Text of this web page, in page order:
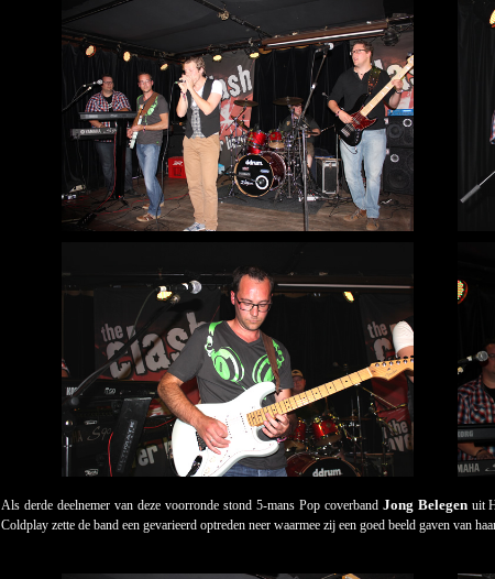
Als derde deelnemer van deze voorronde stond 5-mans Pop coverband Jong Belegenuit
Coldplay zette de band een gevarieerd optreden neer waarmee zij een goed beeld gaven van